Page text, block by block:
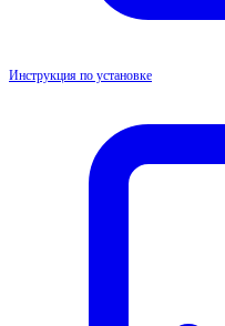
Инструкция по установке